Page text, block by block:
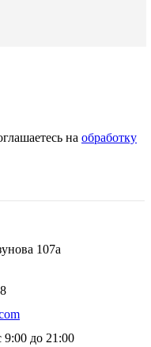
на обработку
107а
до 21:00